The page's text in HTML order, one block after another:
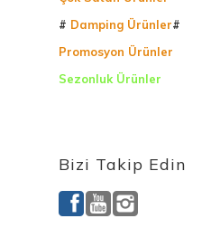
# Damping Ürünler#
Promosyon Ürünler
Sezonluk Ürünler
Bizi Takip Edin